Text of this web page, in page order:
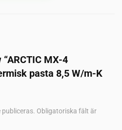
MX-4
pasta 8,5 W/m-K
publiceras. Obligatoriska fält är